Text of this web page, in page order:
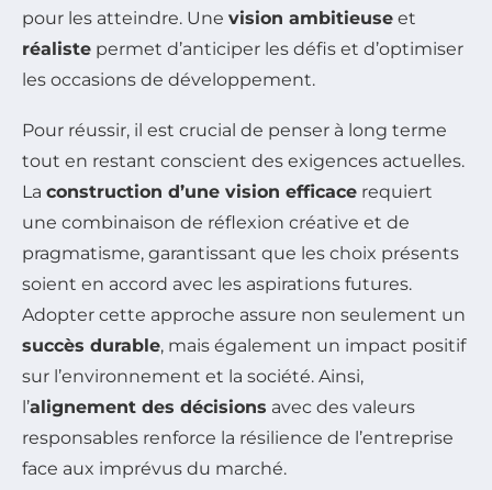
pour les atteindre. Une vision ambitieuse et
réaliste permet d’anticiper les défis et d’optimiser
les occasions de développement.
Pour réussir, il est crucial de penser à long terme
tout en restant conscient des exigences actuelles.
La construction d’une vision efficace requiert
une combinaison de réflexion créative et de
pragmatisme, garantissant que les choix présents
soient en accord avec les aspirations futures.
Adopter cette approche assure non seulement un
succès durable, mais également un impact positif
sur l’environnement et la société. Ainsi,
l’alignement des décisions avec des valeurs
responsables renforce la résilience de l’entreprise
face aux imprévus du marché.